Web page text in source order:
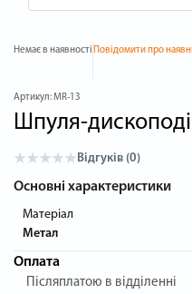
Немає в наявності Повідомити про
Артикул:MR-13
Шпуля-
Відгуків (0)
Основні характеристики
Матеріал
Метал
Оплата
Післяплатою в відділенні